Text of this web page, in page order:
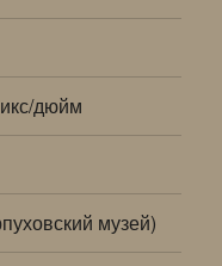
дюйм
музей)